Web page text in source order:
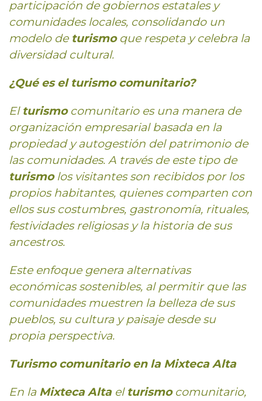
participación de gobiernos estatales y
comunidades locales, consolidando un
modelo de turismoque respeta y celebra la
diversidad cultural.
¿Qué es el turismo comunitario?
El turismocomunitario es una manera de
organización empresarial basada en la
propiedad y autogestión del patrimonio de
las comunidades. A través de este tipo de
turismolos visitantes son recibidos por los
propios habitantes, quienes comparten con
ellos sus costumbres, gastronomía, rituales,
festividades religiosas y la historia de sus
ancestros.
Este enfoque genera alternativas
económicas sostenibles, al permitir que las
comunidades muestren la belleza de sus
pueblos, su cultura y paisaje desde su
propia perspectiva.
Turismo comunitario en la Mixteca Alta
En la Mixteca Alta el turismocomunitario,